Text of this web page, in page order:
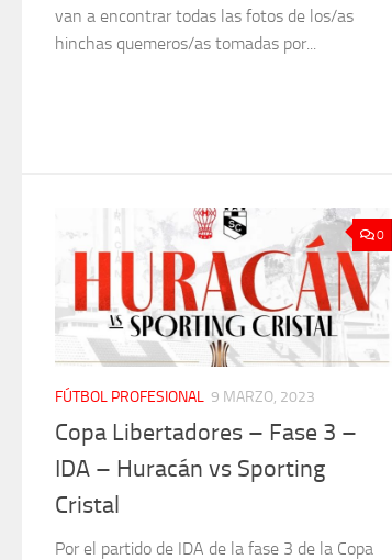
van a encontrar todas las fotos de los/as
hinchas quemeros/as tomadas por...
0
FÚTBOL PROFESIONAL 9 MARZO, 2023
Copa Libertadores – Fase 3 –
IDA – Huracán vs Sporting
Cristal
Por el partido de IDA de la fase 3 de la Copa